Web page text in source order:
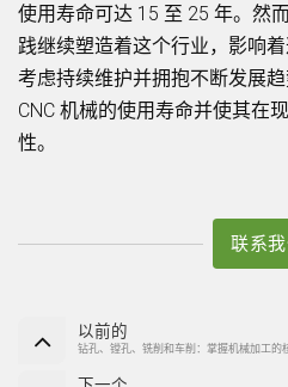
使用寿命可达 15 至 25 年。然
践继续塑造着这个行业，影响
考虑持续维护并拥抱不断发展
CNC 机械的使用寿命并使其在
性。
联系我
以前的
钻孔、镗孔、铣削和车削：掌握机械加工的